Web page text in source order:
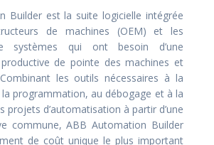
Builder est la suite logicielle intégrée
de machines (OEM) et les
systèmes qui ont besoin d’une
de pointe des machines et
les outils nécessaires à la
programmation, au débogage et à la
projets d’automatisation à partir d’une
commune, ABB Automation Builder
de coût unique le plus important